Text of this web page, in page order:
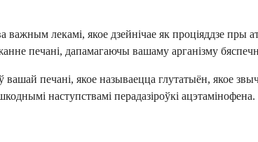
лекамі, якое дзейнічае як проціяддзе пры
печані, дапамагаючы вашаму арганізму
печані, якое называецца глутатыён, якое
наступствамі перадазіроўкі ацэтамінофена.